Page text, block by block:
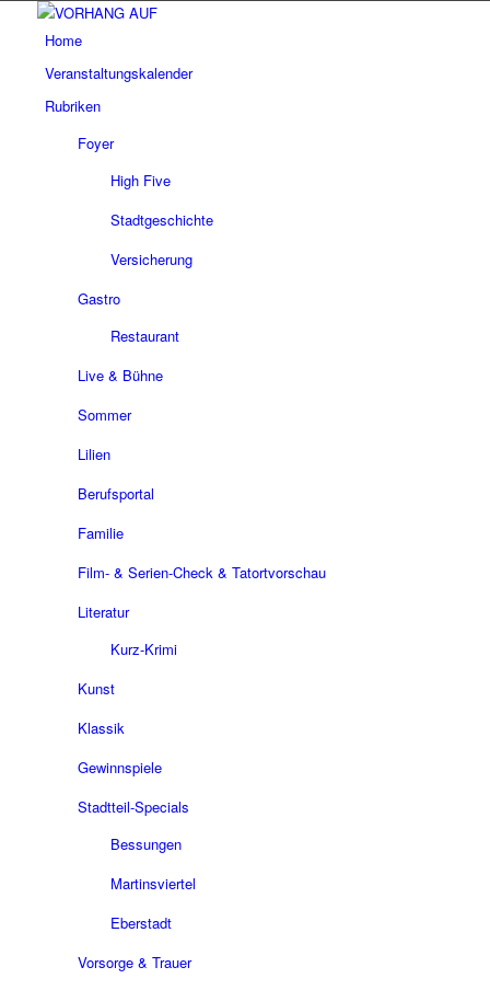
Home
Veranstaltungskalender
Rubriken
Foyer
High Five
Stadtgeschichte
Versicherung
Gastro
Restaurant
Live & Bühne
Sommer
Lilien
Berufsportal
Familie
Film- & Serien-Check & Tatortvorschau
Literatur
Kurz-Krimi
Kunst
Klassik
Gewinnspiele
Stadtteil-Specials
Bessungen
Martinsviertel
Eberstadt
Vorsorge & Trauer